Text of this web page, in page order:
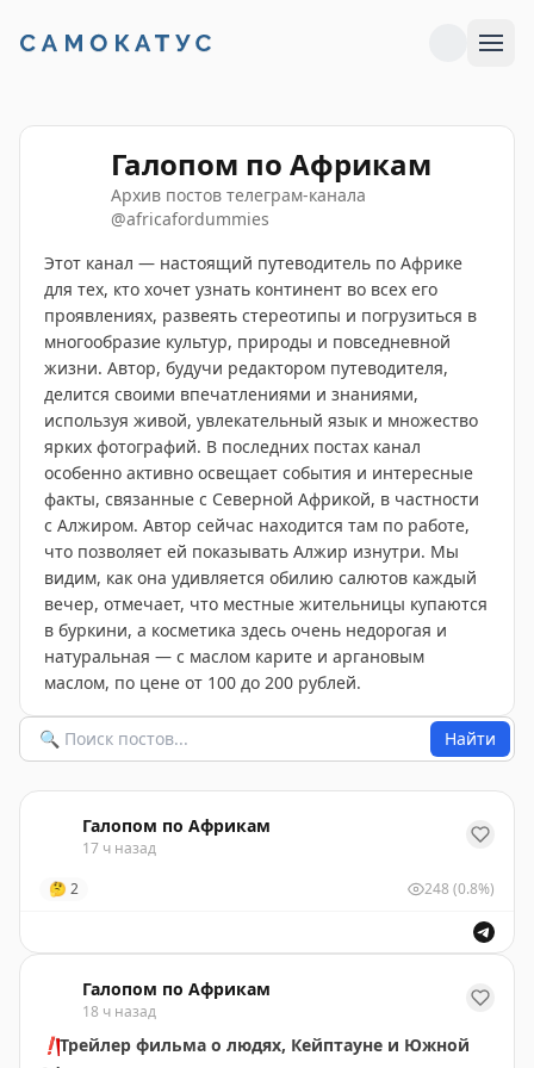
Галопом по Африкам
Архив постов телеграм-канала
@africafordummies
Этот канал — настоящий путеводитель по Африке
для тех, кто хочет узнать континент во всех его
проявлениях, развеять стереотипы и погрузиться в
многообразие культур, природы и повседневной
жизни. Автор, будучи редактором путеводителя,
делится своими впечатлениями и знаниями,
используя живой, увлекательный язык и множество
ярких фотографий. В последних постах канал
особенно активно освещает события и интересные
факты, связанные с Северной Африкой, в частности
с Алжиром. Автор сейчас находится там по работе,
что позволяет ей показывать Алжир изнутри. Мы
видим, как она удивляется обилию салютов каждый
вечер, отмечает, что местные жительницы купаются
в буркини, а косметика здесь очень недорогая и
натуральная — с маслом карите и аргановым
маслом, по цене от 100 до 200 рублей.
Найти
Галопом по Африкам
17 ч назад
🤔 2 248 (0.8%)
Галопом по Африкам
18 ч назад
❗️Трейлер фильма о людях, Кейптауне и Южной